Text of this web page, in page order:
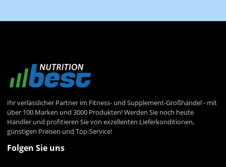
Ihr verlässlicher Partner im Fitness- und Supplement-Großhandel - mit
über 100 Marken und 3000 Produkten! Werden Sie noch heute
Händler und profitieren Sie von exzellenten Lieferkonditionen,
günstigen Preisen und Top-Service!
Folgen Sie uns